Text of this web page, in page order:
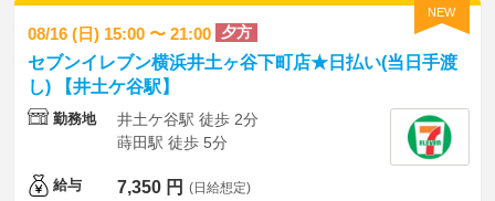
NEW
08/16 (日) 15:00 〜 21:00 夕方
セブンイレブン横浜井土ヶ谷下町店★日払い(当日手渡
し) 【井土ケ谷駅】
勤務地
井土ケ谷駅 徒歩 2分
蒔田駅 徒歩 5分
給与 7,350 円 (日給想定)